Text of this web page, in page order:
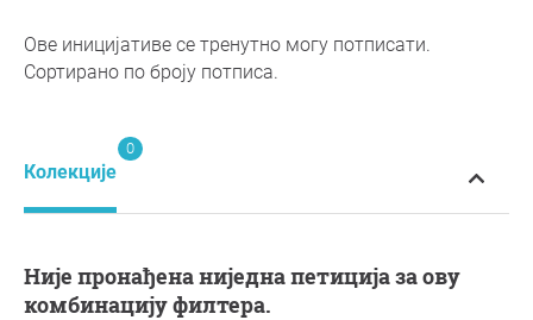
Ове иницијативе се тренутно могу потписати.
Сортирано по броју потписа.
Колекције
0
Није пронађена ниједна петиција за ову
комбинацију филтера.